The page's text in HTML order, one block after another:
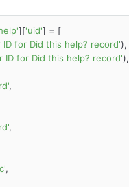
]['uid'] = [
ID for Did this help? record'),
ID for Did this help? record'),
,
,
,